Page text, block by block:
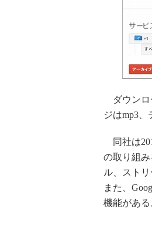
ダウンロ
ジはmp3
同社は
の取り組み
ル、スト
また、
機能がある